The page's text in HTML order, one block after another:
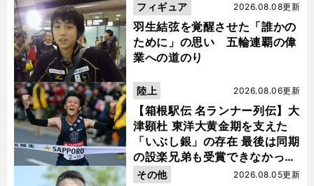
羽生結弦を覚醒させた「誰かの
ために」の思い 五輪連覇の偉
業への道のり
2026.08.08更新
フィギュア
【箱根駅伝 名ランナー列伝】大
津顕杜 東洋大黄金期を支えた
「いぶし銀」の存在 最後は同期
の設楽兄弟も受賞できなかった
金栗杯に輝く
2026.08.06更新
陸上
2026.08.05更新
その他